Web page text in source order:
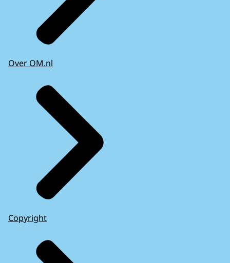
Over OM.nl
Copyright